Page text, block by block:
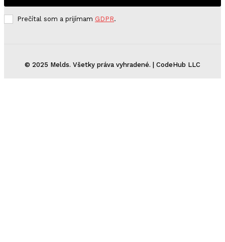
Prečítal som a prijímam GDPR.
© 2025 Melds. Všetky práva vyhradené. | CodeHub LLC